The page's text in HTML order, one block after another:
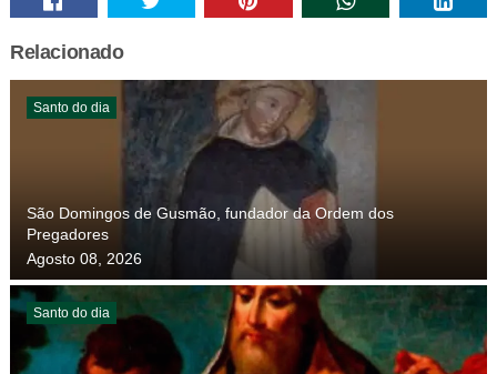
Relacionado
Santo do dia
São Domingos de Gusmão, fundador da Ordem dos
Pregadores
Agosto 08, 2026
Santo do dia